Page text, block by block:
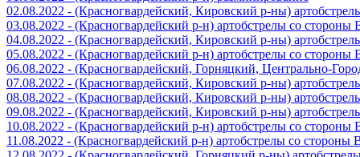
02.08.2022 - (Красногвардейский, Кировский р-ны)
03.08.2022 - (Красногвардейский р-н) артобстрелы со
04.08.2022 - (Красногвардейский, Кировский р-ны)
05.08.2022 - (Красногвардейский р-н) артобстрелы со
06.08.2022 - (Красногвардейский, Горняцкий, Центрально-
07.08.2022 - (Красногвардейский, Кировский р-ны)
08.08.2022 - (Красногвардейский, Кировский р-ны)
09.08.2022 - (Красногвардейский, Кировский р-ны)
10.08.2022 - (Красногвардейский р-н) артобстрелы со
11.08.2022 - (Красногвардейский р-н) артобстрелы со стороны